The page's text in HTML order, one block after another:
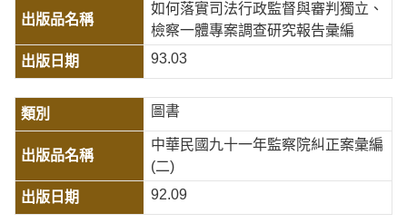
如何落實司法行政監督與審判獨立、
檢察一體專案調查研究報告彙編
93.03
圖書
中華民國九十一年監察院糾正案彙編
(二)
92.09